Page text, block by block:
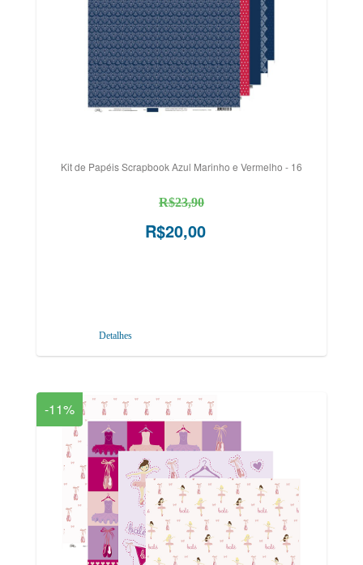
Kit de Papéis Scrapbook Azul Marinho e Vermelho - 16
R$23,90
R$20,00
Detalhes
-11%